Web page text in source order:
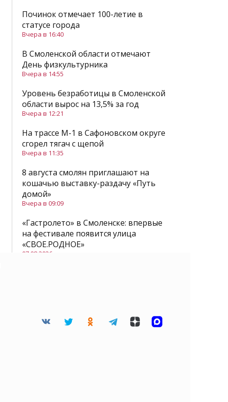
Починок отмечает 100-летие в
статусе города
Вчера в 16:40
В Смоленской области отмечают
День физкультурника
Вчера в 14:55
Уровень безработицы в Смоленской
области вырос на 13,5% за год
Вчера в 12:21
На трассе М-1 в Сафоновском округе
сгорел тягач с щепой
Вчера в 11:35
8 августа смолян приглашают на
кошачью выставку-раздачу «Путь
домой»
Вчера в 09:09
«Гастролето» в Смоленске: впервые
на фестивале появится улица
«СВОЕ.РОДНОЕ»
07.08.2026